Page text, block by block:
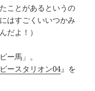
ことがあるというの
はすごくいいつかみ
だよ！）
ー馬」。
ースタリオン04』を